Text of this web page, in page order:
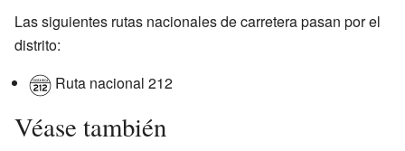
Las siguientes rutas nacionales de carretera pasan por el
distrito:
Ruta nacional 212
Véase también